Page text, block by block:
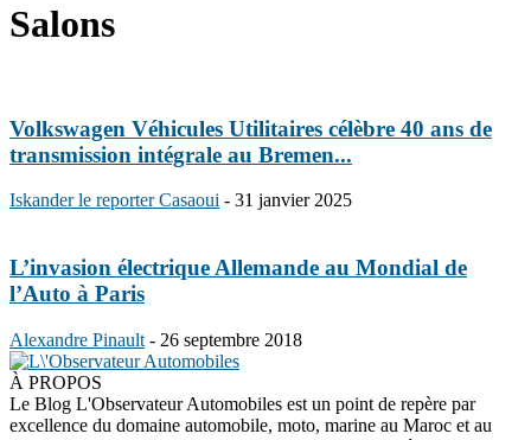
Salons
Volkswagen Véhicules Utilitaires célèbre 40 ans de
transmission intégrale au Bremen...
Iskander le reporter Casaoui - 31 janvier 2025
L’invasion électrique Allemande au Mondial de
l’Auto à Paris
Alexandre Pinault - 26 septembre 2018
À PROPOS
Le Blog L'Observateur Automobiles est un point de repère par
excellence du domaine automobile, moto, marine au Maroc et au